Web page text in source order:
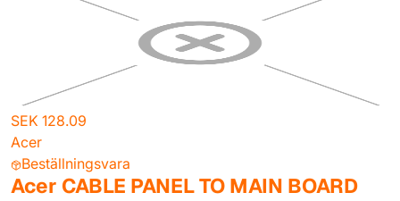
SEK 128.09
Acer
Beställningsvara
Acer CABLE PANEL TO MAIN BOARD